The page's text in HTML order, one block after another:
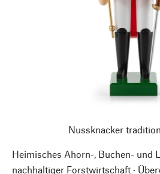
Nussknacker
Heimisches Ahorn-, Buchen- und
nachhaltiger Forstwirtschaft ·